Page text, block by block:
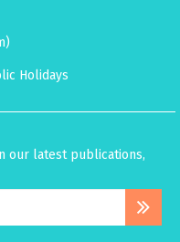
Holidays
our latest publications,